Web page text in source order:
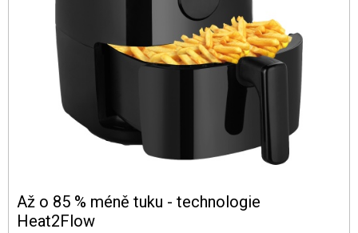
Až o 85 % méně tuku - technologie
Heat2Flow